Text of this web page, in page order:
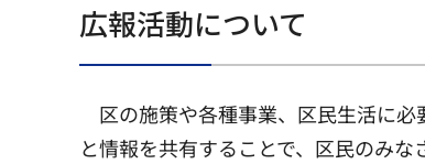
広報活動について
区の施策や各種事業、区民生活に
と情報を共有することで、区民のみ